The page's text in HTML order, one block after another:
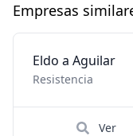
Empresas
Eldo a Aguilar
Resistencia
Ver